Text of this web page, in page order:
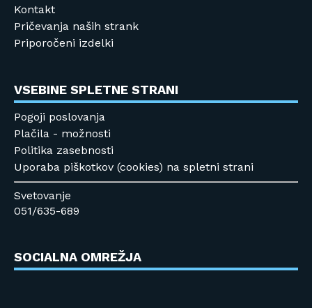
Kontakt
Pričevanja naših strank
Priporočeni izdelki
VSEBINE SPLETNE STRANI
Pogoji poslovanja
Plačila - možnosti
Politika zasebnosti
Uporaba piškotkov (cookies) na spletni strani
Svetovanje
051/635-689
SOCIALNA OMREŽJA